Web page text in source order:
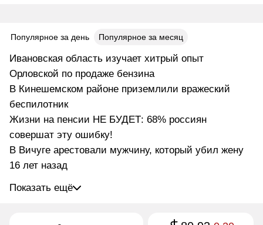
Популярное за день Популярное за месяц
Ивановская область изучает хитрый опыт
Орловской по продаже бензина
В Кинешемском районе приземлили вражеский
беспилотник
Жизни на пенсии НЕ БУДЕТ: 68% россиян
совершат эту ошибку!
В Вичуге арестовали мужчину, который убил жену
16 лет назад
Показать ещё